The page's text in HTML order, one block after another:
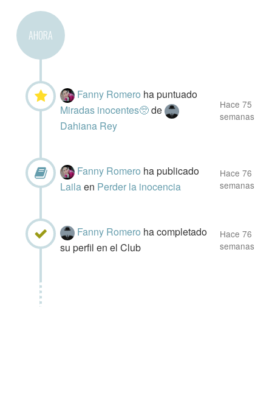
AHORA
Fanny Romero ha puntuado
Miradas inocentes🥺de
Dahiana Rey
Hace 75
semanas
Fanny Romero ha publicado
Lailaen Perder la inocencia
Hace 76
semanas
Fanny Romero ha completado
su perfil en el Club
Hace 76
semanas